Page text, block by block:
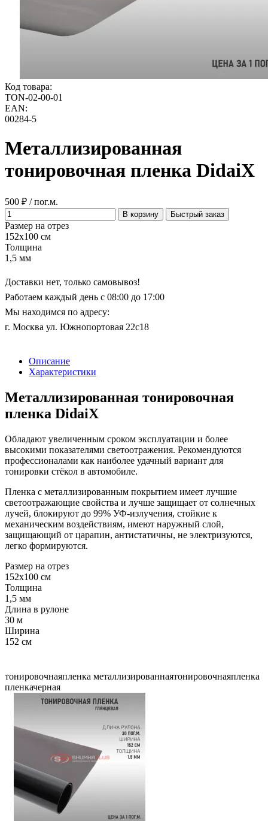
Код товара:
TON-02-00-01
EAN:
00284-5
Металлизированная
тонировочная пленка DidaiX
500 ₽ / пог.м.
В корзину Быстрый заказ
Размер на отрез
152x100 см
Толщина
1,5 мм
Доставки нет, только самовывоз!
Работаем каждый день с 08:00 до 17:00
Мы находимся по адресу:
г. Москва ул. Южнопортовая 22с18
Описание
Характеристики
Металлизированная тонировочная
пленка DidaiX
Обладают увеличенным сроком эксплуатации и более
высокими показателями светоотражения. Рекомендуются
профессионалами как наиболее удачный вариант для
тонировки стёкол в автомобиле.
Пленка с металлизированным покрытием имеет лучшие
светоотражающие свойства и лучше защищает от солнечных
лучей, блокируют до 99% УФ-излучения, стойкие к
механическим воздействиям, имеют наружный слой,
защищающий от царапин, антистатичны, не электризуются,
легко формируются.
Размер на отрез
152x100 см
Толщина
1,5 мм
Длина в рулоне
30 м
Ширина
152 см
тонировочнаяпленка металлизированнаятонировочнаяпленка
пленкачерная